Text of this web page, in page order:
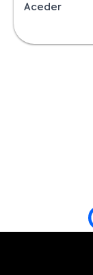
Aceder